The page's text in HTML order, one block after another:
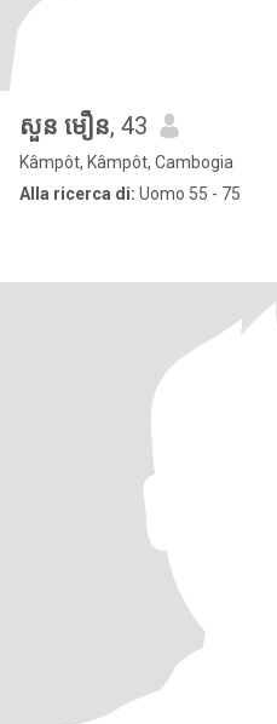
សួន មឿន, 43
Kâmpôt, Kâmpôt, Cambogia
Alla ricerca di: Uomo 55 - 75